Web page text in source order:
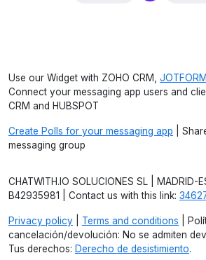
Use our Widget with ZOHO CRM, JOTFORM
Connect your messaging app users and
CRM and HUBSPOT
Create Polls for your messaging app |
messaging group
CHATWITH.IO SOLUCIONES SL | MADRID-
B42935981 | Contact us with this link:
Privacy policy Terms and conditions |
cancelación/devolución: No se admiten
Tus derechos: Derecho de desistimiento.